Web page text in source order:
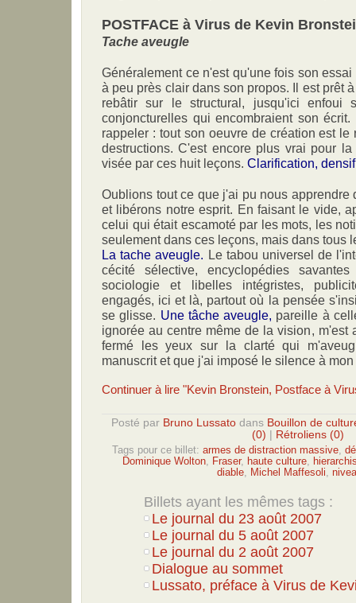
POSTFACE à Virus de Kevin
Tache aveugle
Généralement ce n'est qu'une fois son
à peu près clair dans son propos. Il est prêt
rebâtir sur le structural, jusqu'ici enfoui
conjoncturelles qui encombraient son
rappeler : tout son oeuvre de création est le
destructions. C'est encore plus vrai pour
visée par ces huit leçons. Clarification,
Oublions tout ce que j'ai pu nous apprendre
et libérons notre esprit. En faisant le vide,
celui qui était escamoté par les mots, les
seulement dans ces leçons, mais dans tous
La tache aveugle. Le tabou universel de
cécité sélective, encyclopédies
sociologie et libelles intégristes,
engagés, ici et là, partout où la pensée
se glisse. Une tâche aveugle, pareille à
ignorée au centre même de la vision, m'est
fermé les yeux sur la clarté qui
manuscrit et que j'ai imposé le silence à
Continuer à lire "Kevin Bronstein, Postface à
Posté par Bruno Lussatodans Bouillon de
(0)
Rétroliens (0)
Tags pour ce billet: armes de distraction massive
Dominique Wolton
Fraser, haute culture
diable
Michel Maffesoli
Billets ayant les mêmes tags :
Le journal du 23 août 2007
Le journal du 5 août 2007
Le journal du 2 août 2007
Dialogue au sommet
Lussato, préface à Virus de